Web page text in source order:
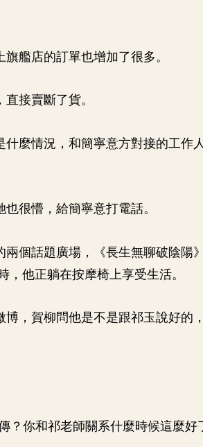
艦店的訂單也增加了很多。
接賣斷了貨。
麼情況，和簡寧意方對接的工作
很懵，給簡寧意打電話。
個話題廣場，《長生無聊破陰陽
他正躺在按摩椅上享受生活。
，賀柳問他是不是跟祁玉說好的
？你和祁老師關系什麼時候這麼好